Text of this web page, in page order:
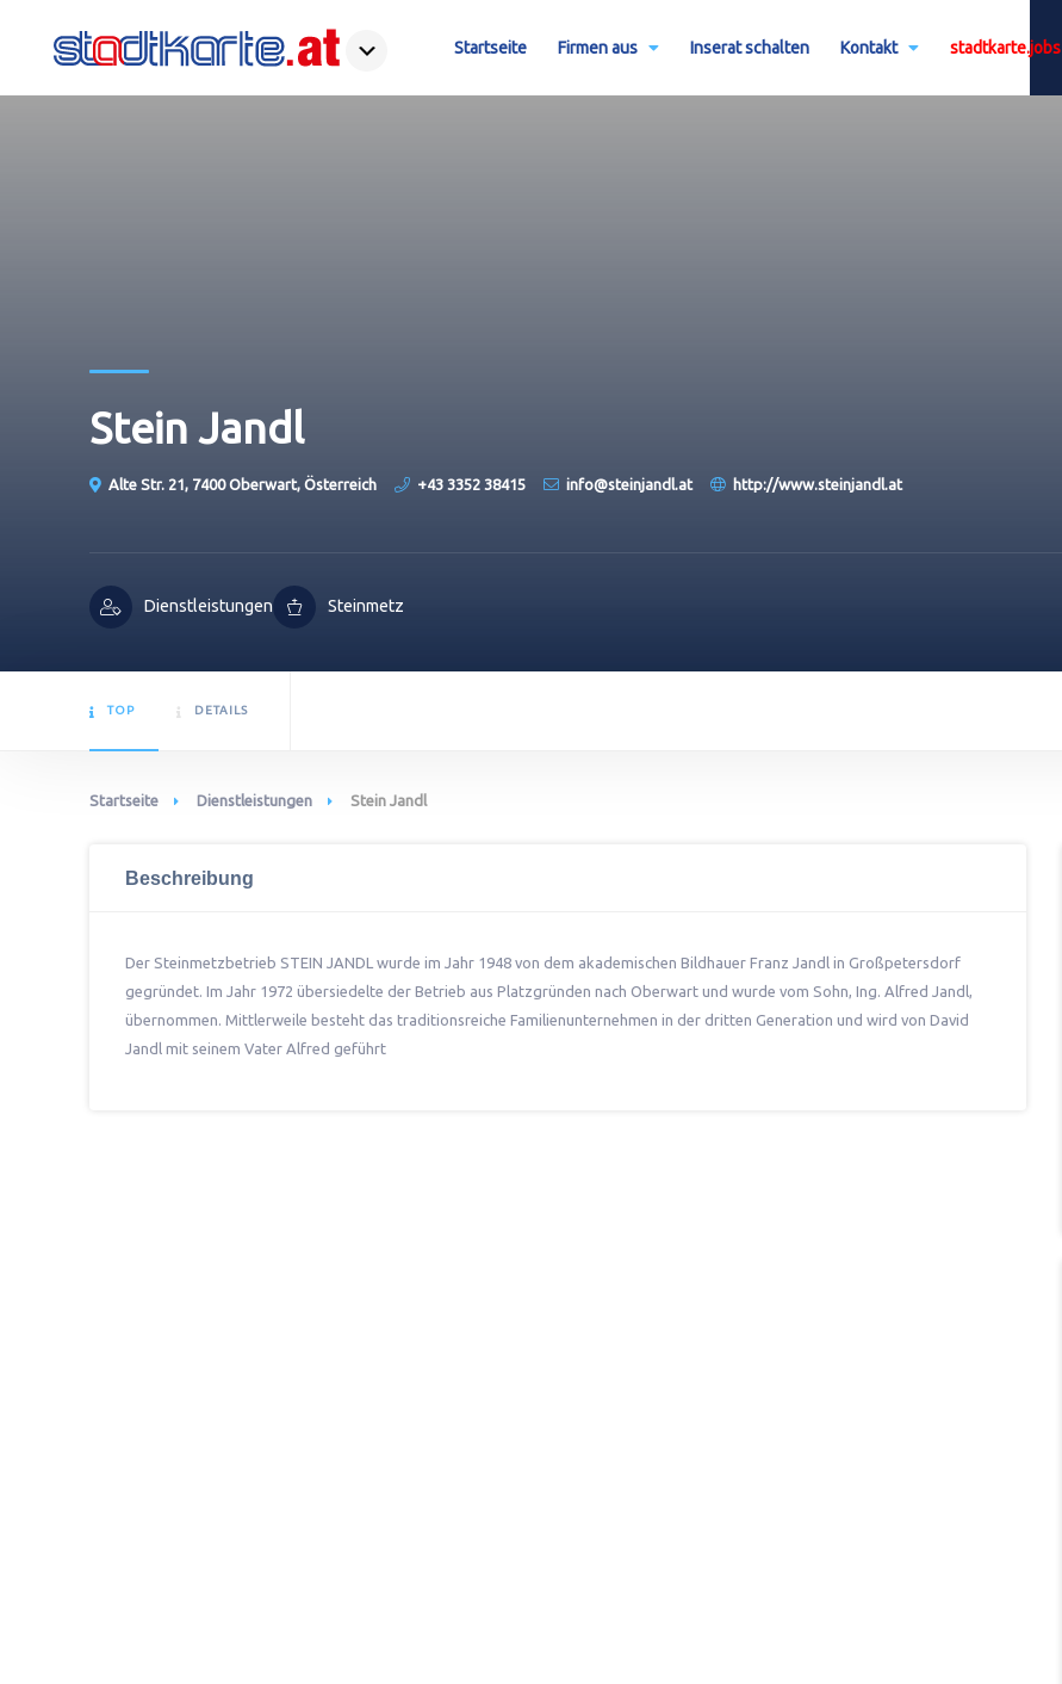
Startseite Firmen aus Inserat schalten Kontakt stadtkarte.jobs
Stein Jandl
Alte Str. 21, 7400 Oberwart, Österreich +43 3352 38415 info@steinjandl.at http://www.steinjandl.at
Dienstleistungen Steinmetz
TOP DETAILS
Startseite Dienstleistungen Stein Jandl
Beschreibung
Der Steinmetzbetrieb STEIN JANDL wurde im Jahr 1948 von dem akademischen Bildhauer Franz Jandl in Großpetersdorf
gegründet. Im Jahr 1972 übersiedelte der Betrieb aus Platzgründen nach Oberwart und wurde vom Sohn, Ing. Alfred Jandl,
übernommen. Mittlerweile besteht das traditionsreiche Familienunternehmen in der dritten Generation und wird von David
Jandl mit seinem Vater Alfred geführt